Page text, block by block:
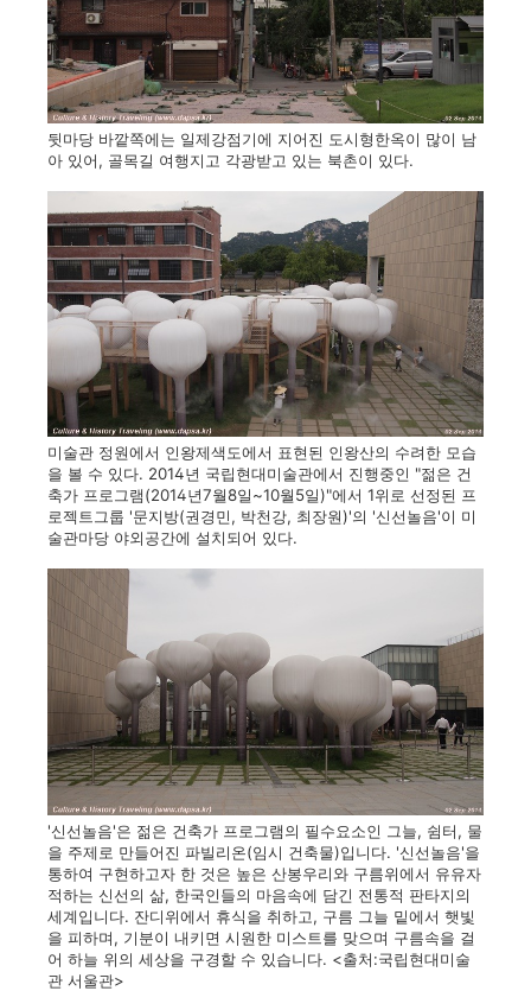
뒷마당 바깥쪽에는 일제강점기에 지어진 도시형한옥이 많이 남
아 있어, 골목길 여행지고 각광받고 있는 북촌이 있다.
미술관 정원에서 인왕제색도에서 표현된 인왕산의 수려한 모습
을 볼 수 있다. 2014년 국립현대미술관에서 진행중인 "젊은 건
축가 프로그램(2014년7월8일~10월5일)"에서 1위로 선정된 프
로젝트그룹 '문지방(권경민, 박천강, 최장원)'의 '신선놀음'이 미
술관마당 야외공간에 설치되어 있다.
'신선놀음'은 젊은 건축가 프로그램의 필수요소인 그늘, 쉼터, 물
을 주제로 만들어진 파빌리온(임시 건축물)입니다. '신선놀음'을
통하여 구현하고자 한 것은 높은 산봉우리와 구름위에서 유유자
적하는 신선의 삶, 한국인들의 마음속에 담긴 전통적 판타지의
세계입니다. 잔디위에서 휴식을 취하고, 구름 그늘 밑에서 햇빛
을 피하며, 기분이 내키면 시원한 미스트를 맞으며 구름속을 걸
어 하늘 위의 세상을 구경할 수 있습니다. <출처:국립현대미술
관 서울관>